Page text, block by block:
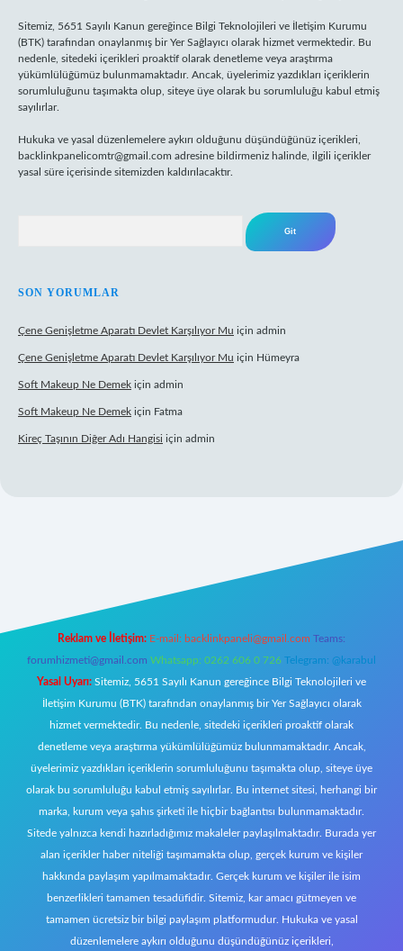
Sitemiz, 5651 Sayılı Kanun gereğince Bilgi Teknolojileri ve İletişim Kurumu
(BTK) tarafından onaylanmış bir Yer Sağlayıcı olarak hizmet vermektedir. Bu
nedenle, sitedeki içerikleri proaktif olarak denetleme veya araştırma
yükümlülüğümüz bulunmamaktadır. Ancak, üyelerimiz yazdıkları içeriklerin
sorumluluğunu taşımakta olup, siteye üye olarak bu sorumluluğu kabul etmiş
sayılırlar.
Hukuka ve yasal düzenlemelere aykırı olduğunu düşündüğünüz içerikleri,
backlinkpanelicomtr@gmail.com adresine bildirmeniz halinde, ilgili içerikler
yasal süre içerisinde sitemizden kaldırılacaktır.
SON YORUMLAR
Çene Genişletme Aparatı Devlet Karşılıyor Mu için admin
Çene Genişletme Aparatı Devlet Karşılıyor Mu için Hümeyra
Soft Makeup Ne Demek için admin
Soft Makeup Ne Demek için Fatma
Kireç Taşının Diğer Adı Hangisi için admin
Reklam ve İletişim: E-mail: backlinkpaneli@gmail.com Teams:
forumhizmeti@gmail.com Whatsapp: 0262 606 0 726 Telegram: @karabul
Yasal Uyarı: Sitemiz, 5651 Sayılı Kanun gereğince Bilgi Teknolojileri ve
İletişim Kurumu (BTK) tarafından onaylanmış bir Yer Sağlayıcı olarak
hizmet vermektedir. Bu nedenle, sitedeki içerikleri proaktif olarak
denetleme veya araştırma yükümlülüğümüz bulunmamaktadır. Ancak,
üyelerimiz yazdıkları içeriklerin sorumluluğunu taşımakta olup, siteye üye
olarak bu sorumluluğu kabul etmiş sayılırlar. Bu internet sitesi, herhangi bir
marka, kurum veya şahıs şirketi ile hiçbir bağlantısı bulunmamaktadır.
Sitede yalnızca kendi hazırladığımız makaleler paylaşılmaktadır. Burada yer
alan içerikler haber niteliği taşımamakta olup, gerçek kurum ve kişiler
hakkında paylaşım yapılmamaktadır. Gerçek kurum ve kişiler ile isim
benzerlikleri tamamen tesadüfidir. Sitemiz, kar amacı gütmeyen ve
tamamen ücretsiz bir bilgi paylaşım platformudur. Hukuka ve yasal
düzenlemelere aykırı olduğunu düşündüğünüz içerikleri,